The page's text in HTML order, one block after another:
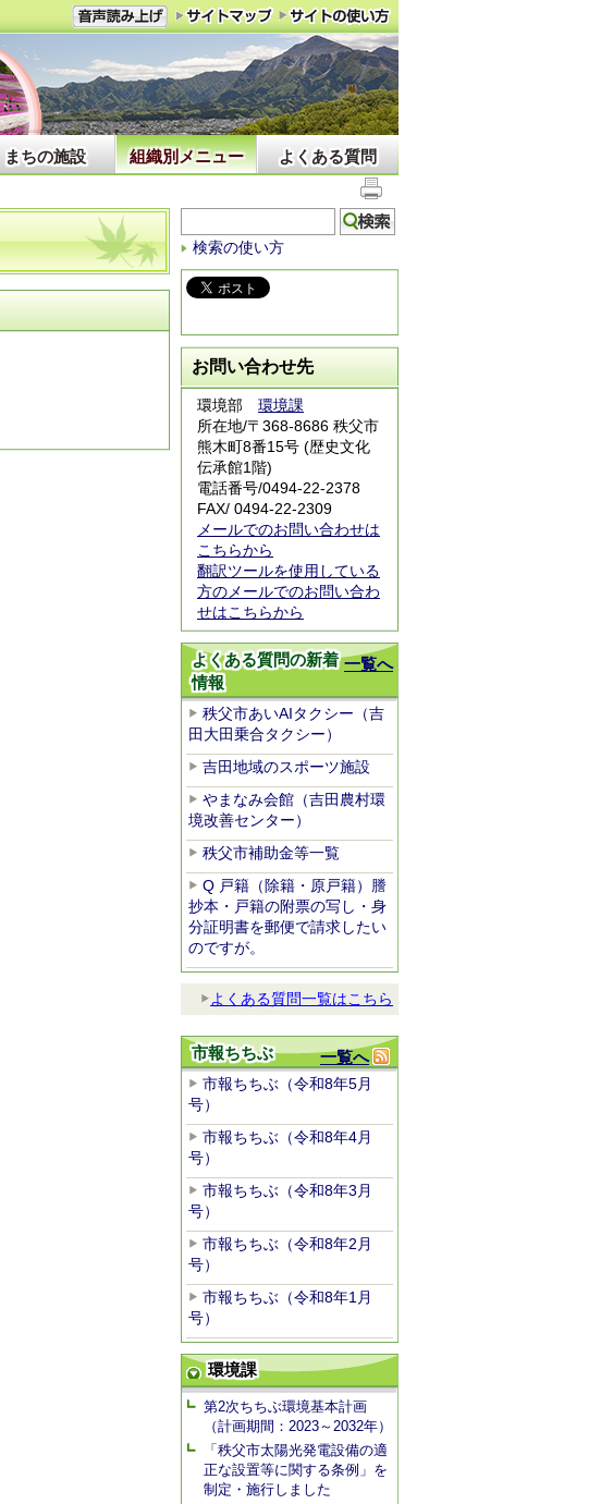
まちの施設 組織別メニュー よくある質問
検索の使い方
お問い合わせ先
環境部 環境課
所在地/〒368-8686 秩父市
熊木町8番15号 (歴史文化
伝承館1階)
電話番号/0494-22-2378
FAX/ 0494-22-2309
メールでのお問い合わせは
こちらから
翻訳ツールを使用している
方のメールでのお問い合わ
せはこちらから
一覧へ
よくある質問の新着
情報
秩父市あいAIタクシー（吉
田大田乗合タクシー）
吉田地域のスポーツ施設
やまなみ会館（吉田農村環
境改善センター）
秩父市補助金等一覧
Q 戸籍（除籍・原戸籍）謄
抄本・戸籍の附票の写し・身
分証明書を郵便で請求したい
のですが。
よくある質問一覧はこちら
一覧へ
市報ちちぶ
市報ちちぶ（令和8年5月
号）
市報ちちぶ（令和8年4月
号）
市報ちちぶ（令和8年3月
号）
市報ちちぶ（令和8年2月
号）
市報ちちぶ（令和8年1月
号）
環境課
第2次ちちぶ環境基本計画
（計画期間：2023～2032年）
「秩父市太陽光発電設備の適
正な設置等に関する条例」を
制定・施行しました